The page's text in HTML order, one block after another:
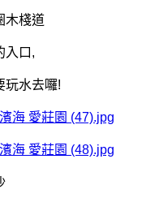
木棧道
入口,
玩水去囉!